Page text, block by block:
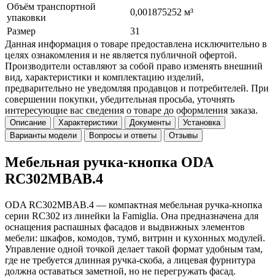
Объём транспортной
упаковки
0,001875252 м³
Размер
31
Данная информация о товаре предоставлена исключительно в
целях ознакомления и не является публичной офертой.
Производители оставляют за собой право изменять внешний
вид, характеристики и комплектацию изделий,
предварительно не уведомляя продавцов и потребителей. При
совершении покупки, убедительная просьба, уточнять
интересующие вас сведения о товаре до оформления заказа.
Описание Характеристики Документы
Установка
Варианты модели
Вопросы и ответы Отзывы
Мебельная ручка-кнопка ODA
RC302MBAB.4
ODA RC302MBAB.4 — компактная мебельная ручка-кнопка
серии RC302 из линейки la Famiglia. Она предназначена для
оснащения распашных фасадов и выдвижных элементов
мебели: шкафов, комодов, тумб, витрин и кухонных модулей.
Управление одной точкой делает такой формат удобным там,
где не требуется длинная ручка-скоба, а лицевая фурнитура
должна оставаться заметной, но не перегружать фасад.